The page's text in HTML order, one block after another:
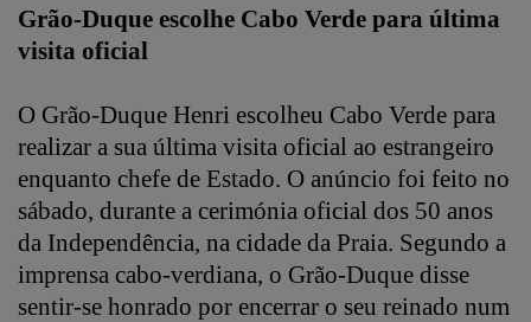
Grão-Duque escolhe Cabo Verde para última
visita oficial
O Grão-Duque Henri escolheu Cabo Verde para
realizar a sua última visita oficial ao estrangeiro
enquanto chefe de Estado. O anúncio foi feito no
sábado, durante a cerimónia oficial dos 50 anos
da Independência, na cidade da Praia. Segundo a
imprensa cabo-verdiana, o Grão-Duque disse
sentir-se honrado por encerrar o seu reinado num